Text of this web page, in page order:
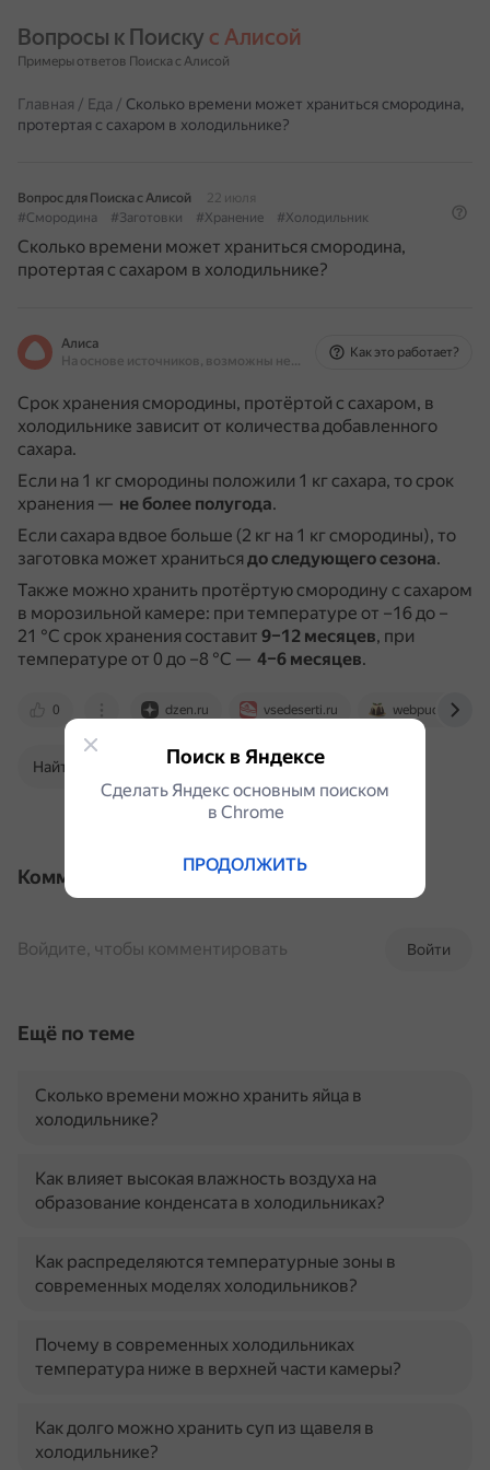
Вопросы к Поиску с Алисой
Примеры ответов Поиска с Алисой
Главная / Еда / Сколько времени может храниться смородина,
протертая с сахаром в холодильнике?
Вопрос для Поиска с Алисой
22 июля
#Смородина
#Заготовки #Хранение #Холодильник
Сколько времени может храниться смородина,
протертая с сахаром в холодильнике?
Алиса
На основе источников, возможны неточности
Как это работает?
Срок хранения смородины, протёртой с сахаром, в
холодильнике зависит от количества добавленного
сахара.
Если на 1 кг смородины положили 1 кг сахара, то срок
хранения — не более полугода.
Если сахара вдвое больше (2 кг на 1 кг смородины), то
заготовка может храниться до следующего сезона.
Также можно хранить протёртую смородину с сахаром
в морозильной камере: при температуре от –16 до –
21 °С срок хранения составит 9–12 месяцев, при
температуре от 0 до –8 °С — 4–6 месяцев.
0 dzen.ru vsedeserti.ru webpudding.ru
Найти в Поиске
Комментарии
Войти
Войдите, чтобы комментировать
Ещё по теме
Сколько времени можно хранить яйца в
холодильнике?
Как влияет высокая влажность воздуха на
образование конденсата в холодильниках?
Как распределяются температурные зоны в
современных моделях холодильников?
Почему в современных холодильниках
температура ниже в верхней части камеры?
Как долго можно хранить суп из щавеля в
холодильнике?
Поиск в Яндексе
Сделать Яндекс основным поиском
в Сhrome
ПРОДОЛЖИТЬ